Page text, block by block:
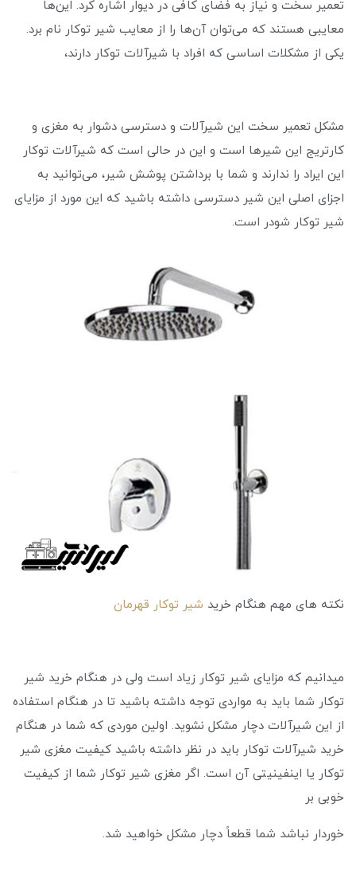
تعمیر سخت و نیاز به فضای کافی در دیوار اشاره کرد. این‌ها
معایبی هستند که می‌توان آن‌ها را از معایب شیر توکار نام برد.
یکی از مشکلات اساسی که افراد با شیرآلات توکار دارند،
مشکل تعمیر سخت این شیرآلات و دسترسی دشوار به مغزی و
کارتریج این شیرها است و این در حالی است که شیرآلات توکار
این ایراد را ندارند و شما با برداشتن پوشش شیر، می‌توانید به
اجزای اصلی این شیر دسترسی داشته باشید که این مورد از مزایای
شیر توکار شودر است.
نکته های مهم هنگام خرید شیر توکار قهرمان
میدانیم که مزایای شیر توکار زیاد است ولی در هنگام خرید شیر
توکار شما باید به مواردی توجه داشته باشید تا در هنگام استفاده
از این شیرآلات دچار مشکل نشوید. اولین موردی که شما در هنگام
خرید شیرآلات توکار باید در نظر داشته باشید کیفیت مغزی شیر
توکار یا اینفینیتی آن است. اگر مغزی شیر توکار شما از کیفیت
خوبی بر
خوردار نباشد شما قطعاً دچار مشکل خواهید شد.